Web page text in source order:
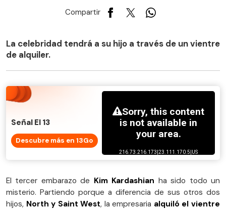
Compartir
La celebridad tendrá a su hijo a través de un vientre
de alquiler.
Señal El 13
Descubre más en 13Go
El tercer embarazo de Kim Kardashian ha sido todo un
misterio. Partiendo porque a diferencia de sus otros dos
hijos, North y Saint West, la empresaria alquiló el vientre